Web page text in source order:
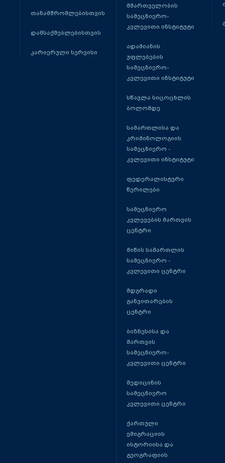
თანამშრომლებისთვის
დამსაქმებლებისთვის
კარიერული სერვისი
მმართველობის
სამეცნიერო-
კვლევითი ინსტიტუტი
ადამიანის
უფლებების
სამეცნიერო-
კვლევითი ინსტიტუტი
სწავლა სიცოცხლის
ბოლომდე
სამართლისა და
კრიმინოლოგიის
სამეცნიერო -
კვლევითი ინსტიტუტი
ფედერალისტური
წერილები
სამეცნიერო
კვლევების მართვის
ცენტრი
მიწის სამართლის
სამეცნიერო -
კვლევითი ცენტრი
მდგრადი
განვითარების
ცენტრი
ბიზნესისა და
მართვის
სამეცნიერო-
კვლევითი ცენტრი
მედიცინის
სამეცნიერო
კვლევითი ცენტრი
ქართული
ემიგრაციის
ისტორიისა და
გეოგრაფიის